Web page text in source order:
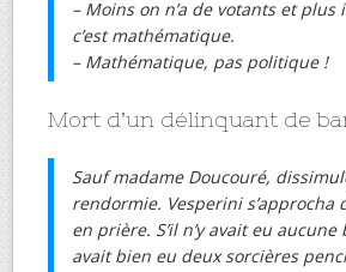
– Moins on n’a de votants et
c’est mathématique.
– Mathématique, pas politique !
Mort d’un délinquant de
Sauf madame Doucouré,
rendormie. Vesperini s’approcha
en prière. S’il n’y avait eu
avait bien eu deux sorcières